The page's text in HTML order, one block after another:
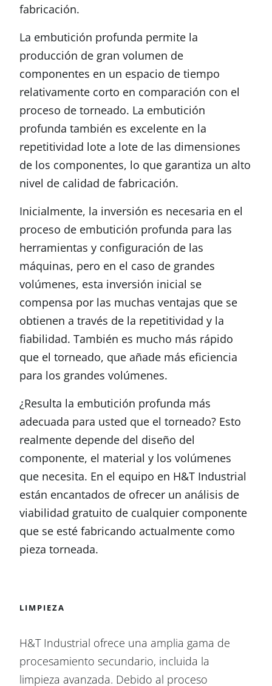
fabricación.
La embutición profunda permite la
producción de gran volumen de
componentes en un espacio de tiempo
relativamente corto en comparación con el
proceso de torneado. La embutición
profunda también es excelente en la
repetitividad lote a lote de las dimensiones
de los componentes, lo que garantiza un alto
nivel de calidad de fabricación.
Inicialmente, la inversión es necesaria en el
proceso de embutición profunda para las
herramientas y configuración de las
máquinas, pero en el caso de grandes
volúmenes, esta inversión inicial se
compensa por las muchas ventajas que se
obtienen a través de la repetitividad y la
fiabilidad. También es mucho más rápido
que el torneado, que añade más eficiencia
para los grandes volúmenes.
¿Resulta la embutición profunda más
adecuada para usted que el torneado? Esto
realmente depende del diseño del
componente, el material y los volúmenes
que necesita. En el equipo en H&T Industrial
están encantados de ofrecer un análisis de
viabilidad gratuito de cualquier componente
que se esté fabricando actualmente como
pieza torneada.
LIMPIEZA
H&T Industrial ofrece una amplia gama de
procesamiento secundario, incluida la
limpieza avanzada. Debido al proceso